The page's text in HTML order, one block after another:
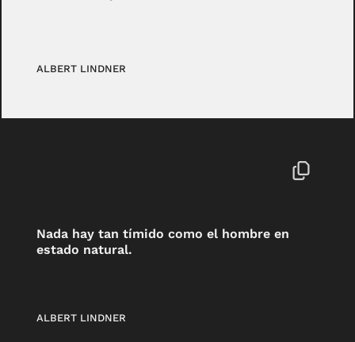
ALBERT LINDNER
Nada hay tan tímido como el hombre en
estado natural.
ALBERT LINDNER